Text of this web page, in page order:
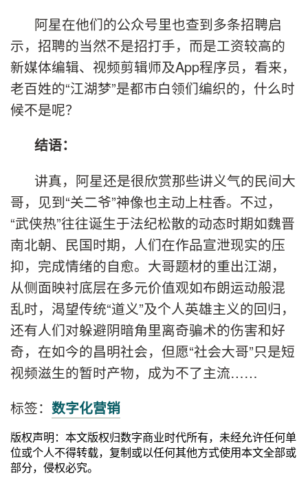
阿星在他们的公众号里也查到多条招聘启
示，招聘的当然不是招打手，而是工资较高的
新媒体编辑、视频剪辑师及App程序员，看来，
老百姓的“江湖梦”是都市白领们编织的，什么时
候不是呢？
结语：
讲真，阿星还是很欣赏那些讲义气的民间大
哥，见到“关二爷”神像也主动上柱香。不过，
“武侠热”往往诞生于法纪松散的动态时期如魏晋
南北朝、民国时期，人们在作品宣泄现实的压
抑，完成情绪的自愈。大哥题材的重出江湖，
从侧面映衬底层在多元价值观如布朗运动般混
乱时，渴望传统“道义”及个人英雄主义的回归，
还有人们对躲避阴暗角里离奇骗术的伤害和好
奇，在如今的昌明社会，但愿“社会大哥”只是短
视频滋生的暂时产物，成为不了主流……
标签： 数字化营销
版权声明：本文版权归数字商业时代所有，未经允许任何单
位或个人不得转载，复制或以任何其他方式使用本文全部或
部分，侵权必究。